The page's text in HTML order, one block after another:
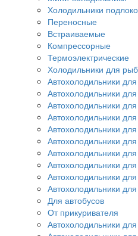
Холодильники
Переносные
Встраиваемые
Компрессорные
Термоэлектрические
Холодильники для
Автохолодильники
Автохолодильники
Автохолодильники
Автохолодильники
Автохолодильники
Автохолодильники
Автохолодильники
Автохолодильники
Автохолодильники
Автохолодильники
Для автобусов
От прикуривателя
Автохолодильники